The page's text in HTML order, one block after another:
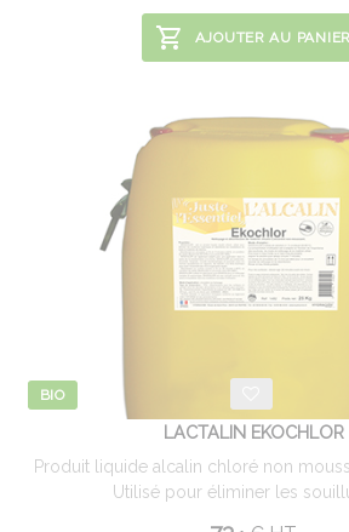
AJOUTER AU PANIER
BIO
LACTALIN EKOCHLOR
Produit liquide alcalin chloré non
Utilisé pour éliminer les